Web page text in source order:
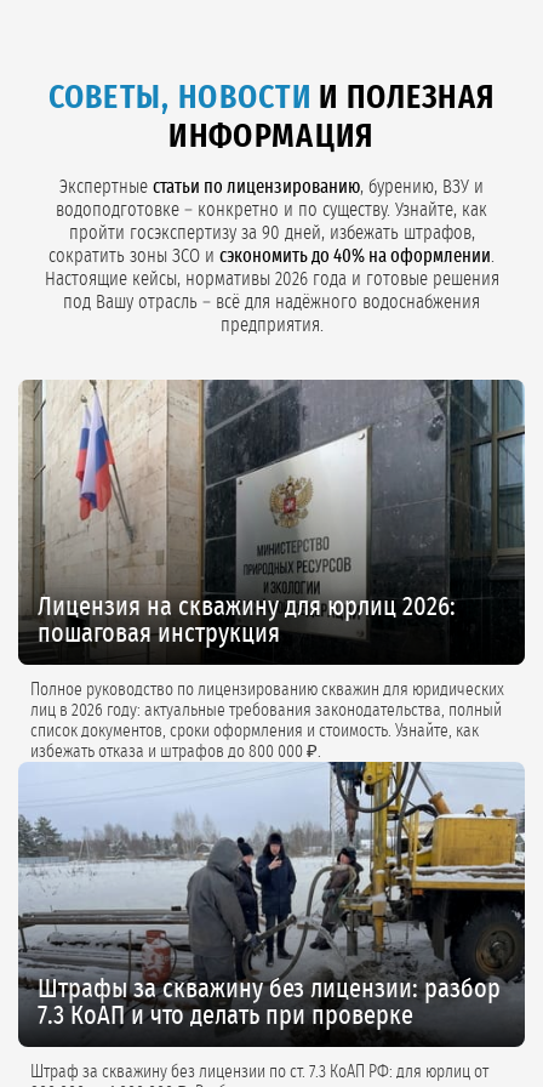
СОВЕТЫ, НОВОСТИ И ПОЛЕЗНАЯ
ИНФОРМАЦИЯ
Экспертные статьи по лицензированию, бурению, ВЗУ и
водоподготовке – конкретно и по существу. Узнайте, как
пройти госэкспертизу за 90 дней, избежать штрафов,
сократить зоны ЗСО и сэкономить до 40% на оформлении
Настоящие кейсы, нормативы 2026 года и готовые решения
под Вашу отрасль – всё для надёжного водоснабжения
предприятия.
Лицензия на скважину для юрлиц 2026:
пошаговая инструкция
Полное руководство по лицензированию скважин для юридических
лиц в 2026 году: актуальные требования законодательства, полный
список документов, сроки оформления и стоимость. Узнайте, как
избежать отказа и штрафов до 800 000 ₽.
Штрафы за скважину без лицензии: разбор
7.3 КоАП и что делать при проверке
Штраф за скважину без лицензии по ст. 7.3 КоАП РФ: для юрлиц от